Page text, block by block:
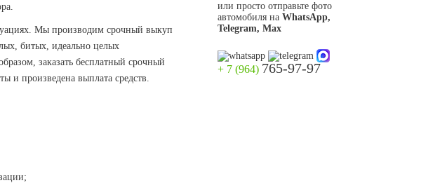
или просто отправьте фото
автомобиля на WhatsApp,
Telegram, Max
+ 7 (964) 765-97-97
Мы производим срочный выкуп
битых, идеально целых
заказать бесплатный срочный
и произведена выплата средств.